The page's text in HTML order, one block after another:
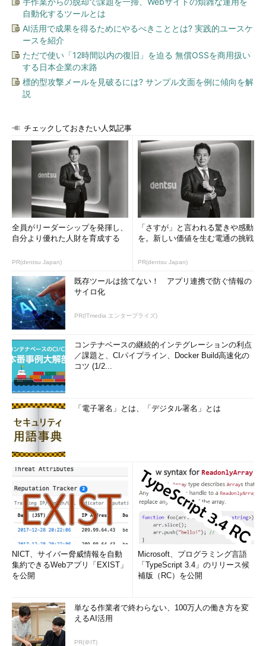
自動化するツールとは
AI活用で成果を得るためにやるべきこととは? 実践的ユースケ
ースを紹介
ただで使い「12時間以内の復旧」を迫る 無償OSSを商用扱い
する日本企業の末路
標的型攻撃メールを見破るには? サンプル文面を例に傾向を解
説
チェックしておきたい人気記事
全員がリーダーシップを発揮し、
自分より優れた人財を育成する
PR(dentsu Japan)
「さすが」と言われる驚きや感動
を。新しい価値を生む電通の挑戦
PR(dentsu Japan)
既存ツールは捨てない！ アプリ連携で防ぐ情報の
サイロ化
PR(ITmedia エンタープライズ)
コンテナベースの継続的インテグレーションの利点
／課題と、CIパイプライン、Docker Build高速化の
コツ (1/2...
「電子署名」とは、「デジタル署名」とは
NICT、サイバー脅威情報を自動
集約できるWebアプリ「EXIST」
を公開
Microsoft、プログラミング言語
「TypeScript 3.4」のリリース候
補版（RC）を公開
単なる作業者で終わらない、100万人の働き方を変
えるAI活用
PR(＠IT)